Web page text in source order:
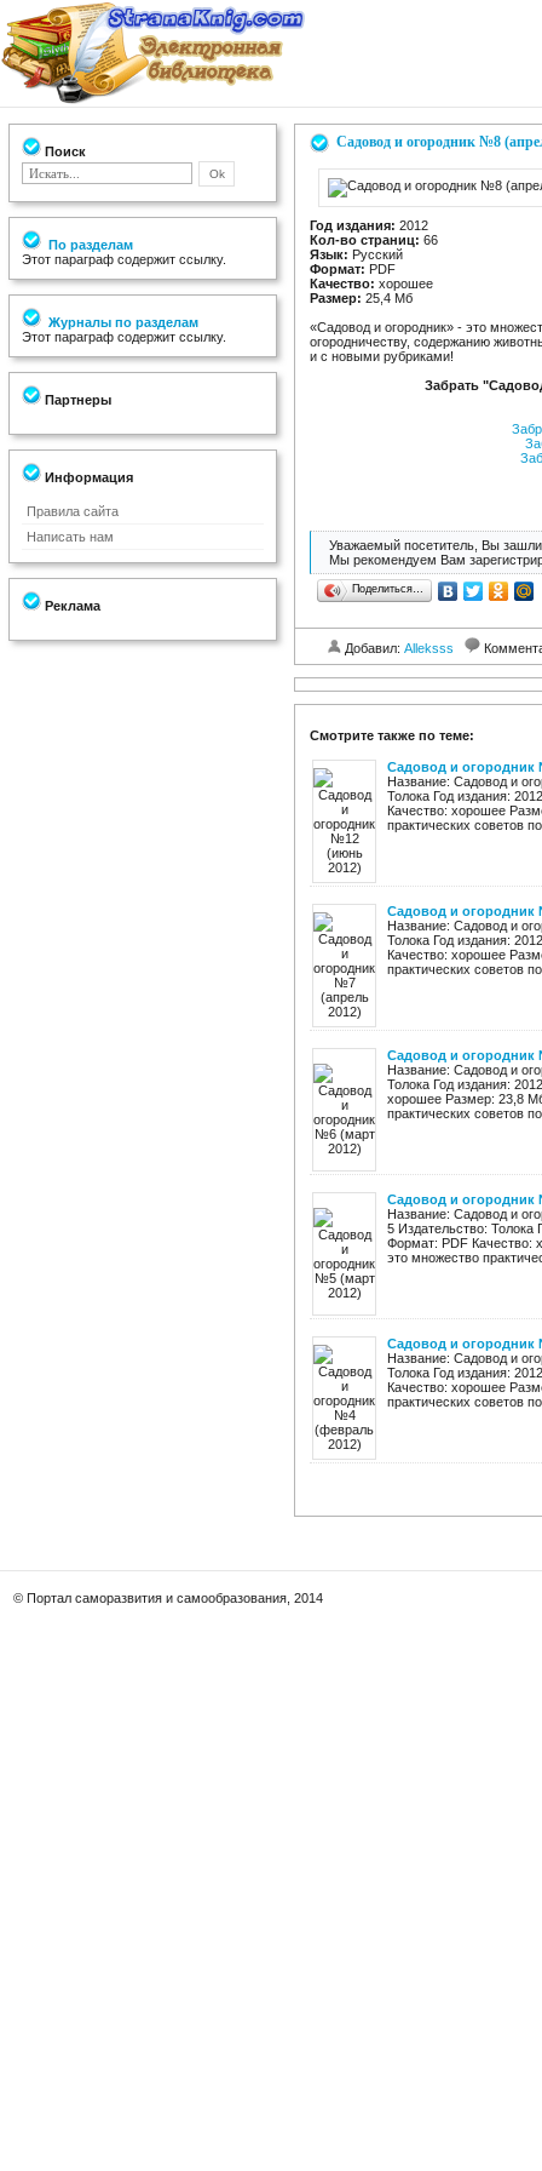
Поиск
По разделам
Этот параграф содержит ссылку.
Журналы по разделам
Этот параграф содержит ссылку.
Партнеры
Информация
Правила сайта
Написать нам
Реклама
Садовод и огородник №8
Год издания: 2012
Кол-во страниц: 66
Язык: Русский
Формат: PDF
Качество: хорошее
Размер: 25,4 Мб
«Садовод и огородник» - это
огородничеству, содержанию
и с новыми рубриками!
Забрать
Уважаемый посетитель, Вы зашли
Мы рекомендуем Вам
Поделиться…
Добавил: Alleksss
Смотрите также по теме:
Садовод и огородник
Название: Садовод и
Толока Год издания:
Качество: хорошее
практических советов
Садовод и огородник
Название: Садовод и
Толока Год издания:
Качество: хорошее
практических советов
Садовод и огородник
Название: Садовод и
Толока Год издания:
хорошее Размер: 23,8
практических советов
Садовод и огородник
Название: Садовод и
5 Издательство: Толока
Формат: PDF Качество:
это множество
Садовод и огородник
Название: Садовод и
Толока Год издания:
Качество: хорошее
практических советов
© Портал саморазвития и самообразования, 2014